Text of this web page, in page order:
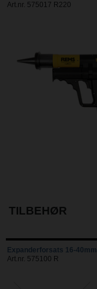
Art.nr. 575017 R220
TILBEHØR
Expanderforsats 16-40mm
Art.nr. 575100 R